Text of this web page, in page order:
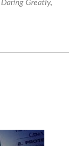
Daring Greatly,